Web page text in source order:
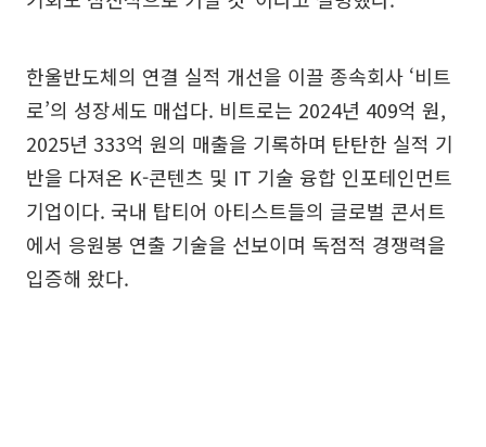
한울반도체의 연결 실적 개선을 이끌 종속회사 ‘비트
로’의 성장세도 매섭다. 비트로는 2024년 409억 원,
2025년 333억 원의 매출을 기록하며 탄탄한 실적 기
반을 다져온 K-콘텐츠 및 IT 기술 융합 인포테인먼트
기업이다. 국내 탑티어 아티스트들의 글로벌 콘서트
에서 응원봉 연출 기술을 선보이며 독점적 경쟁력을
입증해 왔다.